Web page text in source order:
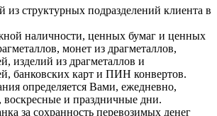
из структурных подразделений клиента в
наличности, ценных бумаг и ценных
монет из драгметаллов,
изделий из драгметаллов и
банковских карт и ПИН конвертов.
определяется Вами, ежедневно,
воскресные и праздничные дни.
за сохранность перевозимых денег